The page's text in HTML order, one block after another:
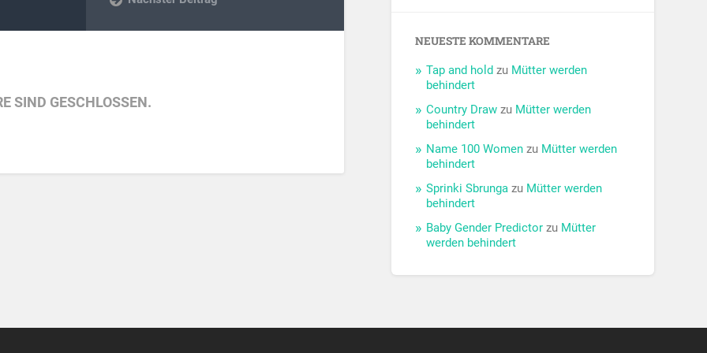
SIND GESCHLOSSEN.
NEUESTE KOMMENTARE
Tap and hold zu Mütter werden
behindert
Country Draw zu Mütter werden
behindert
Name 100 Women zu Mütter werden
behindert
Sprinki Sbrunga zu Mütter werden
behindert
Baby Gender Predictor zu Mütter
werden behindert